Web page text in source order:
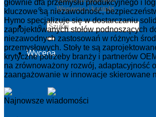
Wsparcie i kontakt
Wycena
głównie dla przemysłu produkcyjnego i
kluczowe są niezawodność,
Hymo specjalizuje się w dostarczaniu
zaprojektowanych stołów podnoszących
niezawodnych zastosowań w różnych
przemysłowych. Stoły te są
krytyczne potrzeby branży i partnerów
na zrównoważony rozwój, adaptacyjność
zaangażowanie w innowacje skierowane
Najnowsze wiadomości